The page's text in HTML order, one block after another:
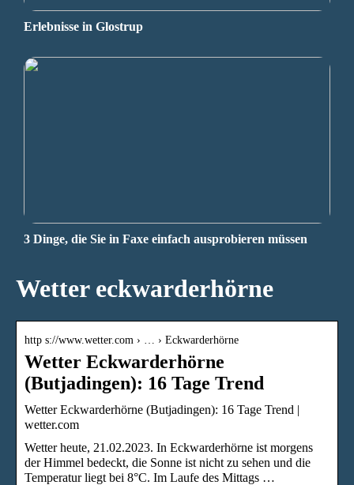
Erlebnisse in Glostrup
3 Dinge, die Sie in Faxe einfach ausprobieren müssen
Wetter eckwarderhörne
http s://www.wetter.com › … › Eckwarderhörne
Wetter Eckwarderhörne
(Butjadingen): 16 Tage Trend
Wetter Eckwarderhörne (Butjadingen): 16 Tage Trend |
wetter.com
Wetter heute, 21.02.2023. In Eckwarderhörne ist morgens
der Himmel bedeckt, die Sonne ist nicht zu sehen und die
Temperatur liegt bei 8°C. Im Laufe des Mittags …